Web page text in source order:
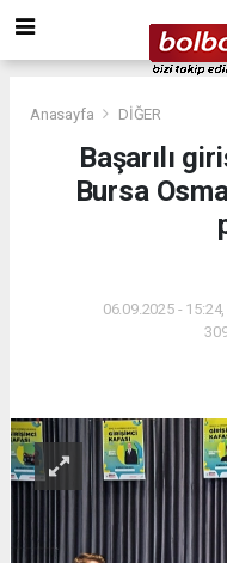
Anasayfa DİĞER
Başarılı
Bursa
06.09.2025 -